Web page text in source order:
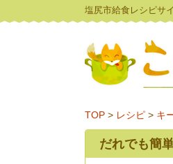
塩尻市給食レシピサ
TOP > レシピ > キ
だれでも簡